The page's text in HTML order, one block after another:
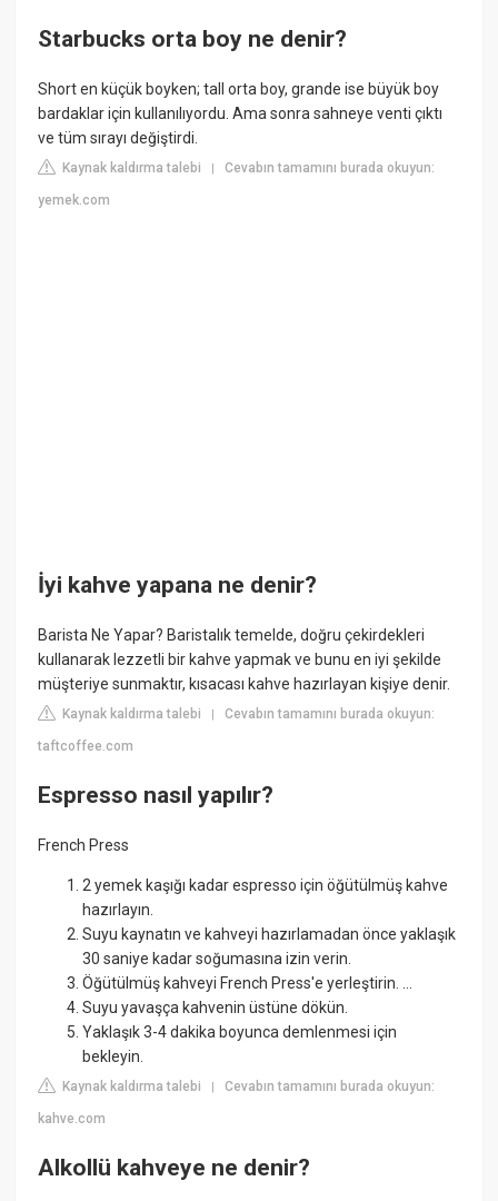
Starbucks orta boy ne denir?
Short en küçük boyken; tall orta boy, grande ise büyük boy
bardaklar için kullanılıyordu. Ama sonra sahneye venti çıktı
ve tüm sırayı değiştirdi.
Kaynak kaldırma talebi |Cevabın tamamını burada okuyun:
yemek.com
İyi kahve yapana ne denir?
Barista Ne Yapar? Baristalık temelde, doğru çekirdekleri
kullanarak lezzetli bir kahve yapmak ve bunu en iyi şekilde
müşteriye sunmaktır, kısacası kahve hazırlayan kişiye denir.
Kaynak kaldırma talebi |Cevabın tamamını burada okuyun:
taftcoffee.com
Espresso nasıl yapılır?
French Press
2 yemek kaşığı kadar espresso için öğütülmüş kahve
hazırlayın.
Suyu kaynatın ve kahveyi hazırlamadan önce yaklaşık
30 saniye kadar soğumasına izin verin.
Öğütülmüş kahveyi French Press'e yerleştirin. ...
Suyu yavaşça kahvenin üstüne dökün.
Yaklaşık 3-4 dakika boyunca demlenmesi için
bekleyin.
Kaynak kaldırma talebi |Cevabın tamamını burada okuyun:
kahve.com
Alkollü kahveye ne denir?